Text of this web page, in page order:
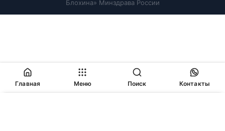
Блохина» Минздрава России
Главная Меню Поиск Контакты